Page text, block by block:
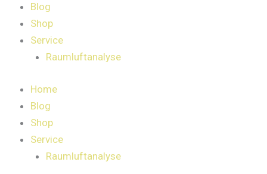
Blog
Shop
Service
Raumluftanalyse
Home
Blog
Shop
Service
Raumluftanalyse